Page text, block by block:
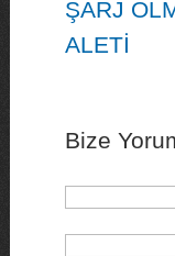
ŞARJ
ALETİ
Bize